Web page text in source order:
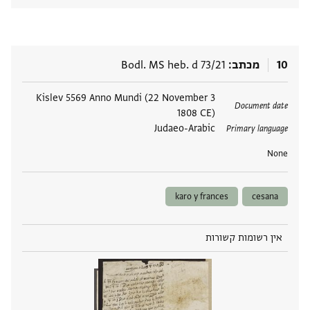
10 מכתב Bodl. MS heb. d 73/21
Document date
3 Kislev 5569 Anno Mundi (22 November
1808 CE)
Primary language
Judaeo-Arabic
None
cesana
karo y frances
אין רשומות קשורות